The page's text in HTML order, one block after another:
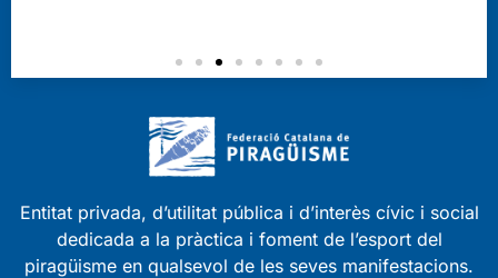
Entitat privada, d’utilitat pública i d’interès cívic i social
dedicada a la pràctica i foment de l’esport del
piragüisme en qualsevol de les seves manifestacions.